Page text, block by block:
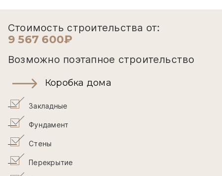
Стоимость строительства от:
9 567 600₽
Возможно поэтапное строительство
Коробка дома
Закладные
Фундамент
Стены
Перекрытие